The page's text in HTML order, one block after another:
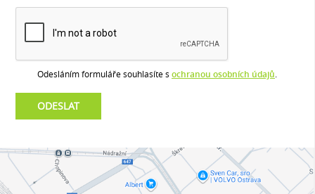
Odesláním formuláře souhlasíte s ochranou osobních údajů